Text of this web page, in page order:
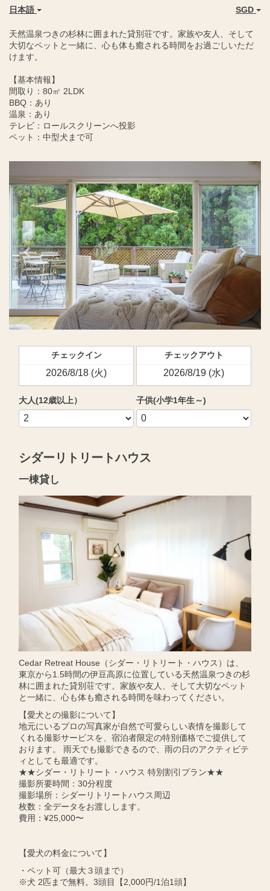
日本語 SGD
天然温泉つきの杉林に囲まれた貸別荘です。家族や友人、そして
大切なペットと一緒に、心も体も癒される時間をお過ごしいただ
けます。
【基本情報】
間取り：80㎡ 2LDK
BBQ：あり
温泉：あり
テレビ：ロールスクリーンへ投影
ペット：中型犬まで可
Next
チェックイン チェックアウト
大人(12歳以上） 子供(小学1年生～)
シダーリトリートハウス
一棟貸し
Cedar Retreat House（シダー・リトリート・ハウス）は、
東京から1.5時間の伊豆高原に位置している天然温泉つきの杉
林に囲まれた貸別荘です。家族や友人、そして大切なペット
と一緒に、心も体も癒される時間を味わってください。
【愛犬との撮影について】
地元にいるプロの写真家が自然で可愛らしい表情を撮影して
くれる撮影サービスを、宿泊者限定の特別価格でご提供して
おります。 雨天でも撮影できるので、雨の日のアクティビテ
ィとしても最適です。
★★シダー・リトリート・ハウス 特別割引プラン★★
撮影所要時間：30分程度
撮影場所：シダーリトリートハウス周辺
枚数：全データをお渡しします。
費用：¥25,000〜
【愛犬の料金について】
・ペット可（最大３頭まで）
※犬 2匹まで無料。3頭目【2,000円/1泊1頭】